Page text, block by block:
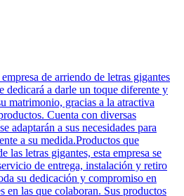
de arriendo de letras gigantes
dedicará a darle un toque diferente y
matrimonio, gracias a la atractiva
Cuenta con diversas
adaptarán a sus necesidades para
a su medida.Productos que
las letras gigantes, esta empresa se
de entrega, instalación y retiro
su dedicación y compromiso en
en las que colaboran. Sus productos